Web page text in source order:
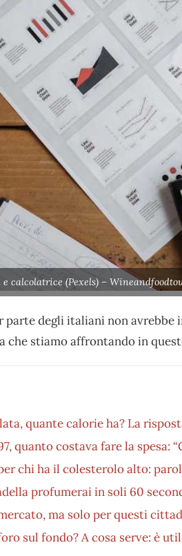
e calcolatrice (Pexels) –
parte degli italiani non avrebbe
che stiamo affrontando in
quante calorie ha? La
quanto costava fare la spesa:
chi ha il colesterolo alto:
profumerai in soli 60
ma solo per questi
sul fondo? A cosa serve: è